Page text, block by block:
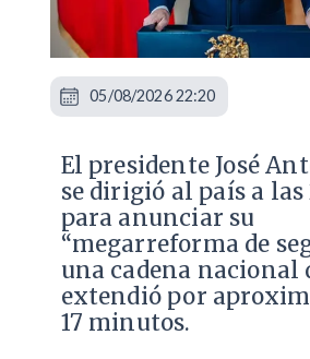
El presidente José
se dirigió al país a las
para anunciar su
“megarreforma de
una cadena nacional
extendió por
17 minutos.
05/08/2026 22:20